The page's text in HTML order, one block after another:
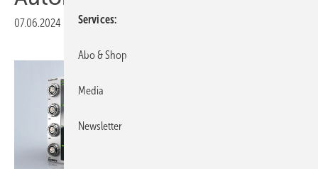
07.06.2024 Veröffentlicht in
Services
Abo & Shop
Media
Newsletter